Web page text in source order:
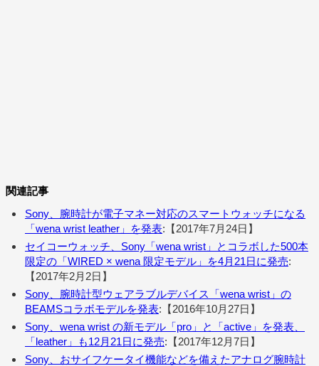
関連記事
Sony、腕時計が電子マネー対応のスマートウォッチになる
「wena wrist leather」を発表:【2017年7月24日】
セイコーウォッチ、Sony「wena wrist」とコラボした500本
限定の「WIRED × wena 限定モデル」を4月21日に発売:
【2017年2月2日】
Sony、腕時計型ウェアラブルデバイス「wena wrist」の
BEAMSコラボモデルを発表:【2016年10月27日】
Sony、wena wrist の新モデル「pro」と「active」を発表、
「leather」も12月21日に発売:【2017年12月7日】
Sony、おサイフケータイ機能などを備えたアナログ腕時計